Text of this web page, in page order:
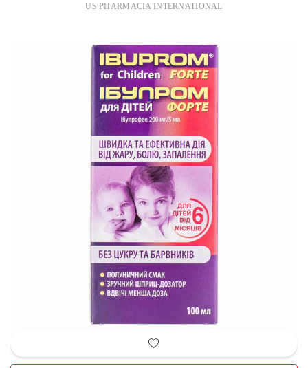
US PHARMACIA INTERNATIONAL